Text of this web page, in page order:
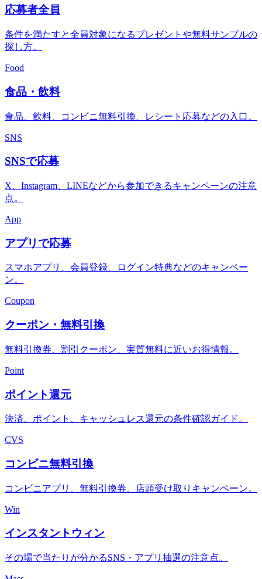
応募者全員
条件を満たすと全員対象になるプレゼントや無料サンプルの
探し方。
Food
食品・飲料
食品、飲料、コンビニ無料引換、レシート応募などの入口。
SNS
SNSで応募
X、Instagram、LINEなどから参加できるキャンペーンの注意
点。
App
アプリで応募
スマホアプリ、会員登録、ログイン特典などのキャンペー
ン。
Coupon
クーポン・無料引換
無料引換券、割引クーポン、実質無料に近いお得情報。
Point
ポイント還元
決済、ポイント、キャッシュレス還元の条件確認ガイド。
CVS
コンビニ無料引換
コンビニアプリ、無料引換券、店頭受け取りキャンペーン。
Win
インスタントウィン
その場で当たりが分かるSNS・アプリ抽選の注意点。